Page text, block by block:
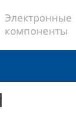
Электронные
компоненты